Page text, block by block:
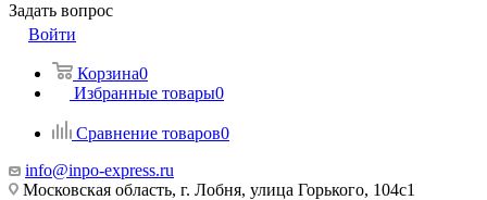
Задать вопрос
Войти
Корзина0
Избранные товары0
Сравнение товаров0
info@inpo-express.ru
Московская область, г. Лобня, улица Горького, 104с1